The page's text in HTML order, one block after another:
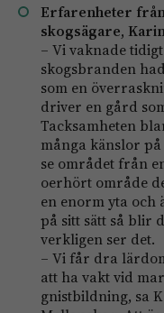
Erfarenheter
skogsägare,
– Vi vaknade
skogsbranden
som en
driver en gård
Tacksamheten
många känslor
se området från
oerhört område
en enorm yta och
på sitt sätt så blir
verkligen ser det.
– Vi får dra
att ha vakt vid
gnistbildning, sa